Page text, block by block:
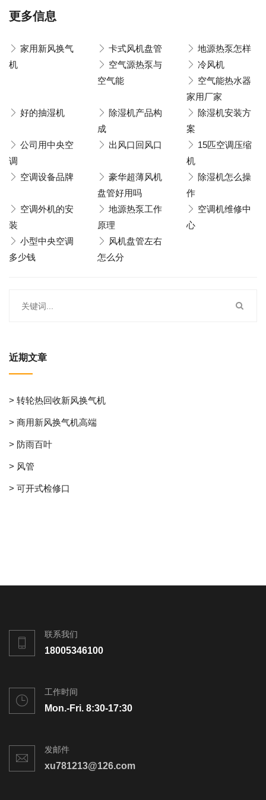
更多信息
家用新风换气
机
卡式风机盘管
地源热泵怎样
空气源热泵与
空气能
冷风机
空气能热水器
家用厂家
好的抽湿机
除湿机产品构
成
除湿机安装方
案
公司用中央空
调
出风口回风口
15匹空调压缩
机
空调设备品牌
豪华超薄风机
盘管好用吗
除湿机怎么操
作
空调外机的安
装
地源热泵工作
原理
空调机维修中
心
小型中央空调
多少钱
风机盘管左右
怎么分
近期文章
> 转轮热回收新风换气机
> 商用新风换气机高端
> 防雨百叶
> 风管
> 可开式检修口
联系我们
18005346100
工作时间
Mon.-Fri. 8:30-17:30
发邮件
xu781213@126.com